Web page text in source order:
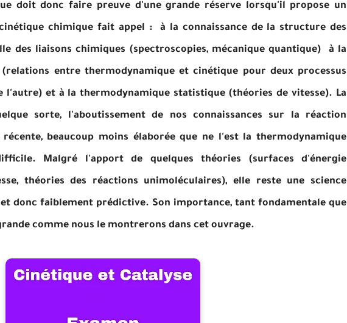
doit donc faire preuve d'une grande réserve lorsqu'il propose un
chimique fait appel : à la connaissance de la structure des
des liaisons chimiques (spectroscopies, mécanique quantique) à la
entre thermodynamique et cinétique pour deux processus
l'autre) et à la thermodynamique statistique (théories de vitesse). La
sorte, l'aboutissement de nos connaissances sur la réaction
beaucoup moins élaborée que ne l'est la thermodynamique
Malgré l'apport de quelques théories (surfaces d'énergie
théories des réactions unimoléculaires), elle reste une science
donc faiblement prédictive. Son importance, tant fondamentale que
comme nous le montrerons dans cet ouvrage.